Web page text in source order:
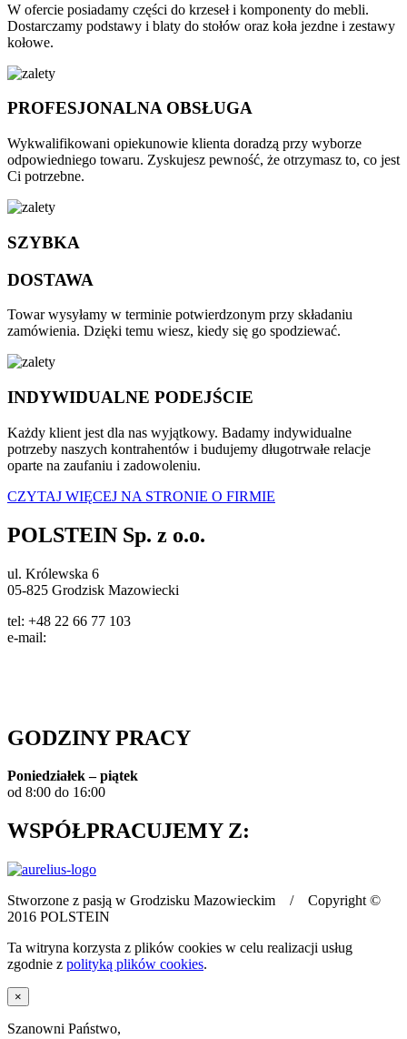
W ofercie posiadamy części do krzeseł i komponenty do mebli.
Dostarczamy podstawy i blaty do stołów oraz koła jezdne i zestawy
kołowe.
PROFESJONALNA OBSŁUGA
Wykwalifikowani opiekunowie klienta doradzą przy wyborze
odpowiedniego towaru. Zyskujesz pewność, że otrzymasz to, co jest
Ci potrzebne.
SZYBKA
DOSTAWA
Towar wysyłamy w terminie potwierdzonym przy składaniu
zamówienia. Dzięki temu wiesz, kiedy się go spodziewać.
INDYWIDUALNE PODEJŚCIE
Każdy klient jest dla nas wyjątkowy. Badamy indywidualne
potrzeby naszych kontrahentów i budujemy długotrwałe relacje
oparte na zaufaniu i zadowoleniu.
CZYTAJ WIĘCEJ NA STRONIE O FIRMIE
POLSTEIN Sp. z o.o.
ul. Królewska 6
05-825 Grodzisk Mazowiecki
tel: +48 22 66 77 103
e-mail:
GODZINY PRACY
Poniedziałek – piątek
od 8:00 do 16:00
WSPÓŁPRACUJEMY Z:
Stworzone z pasją w Grodzisku Mazowieckim / Copyright ©
2016 POLSTEIN
Ta witryna korzysta z plików cookies w celu realizacji usług
zgodnie z polityką plików cookies.
×
Szanowni Państwo,